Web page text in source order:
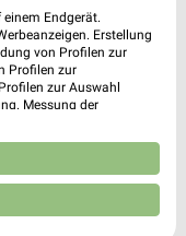
Öffnet in 41 Min.
Hamburg-
Endgerät.
Erstellung
von Profilen zur
Profilen zur
zur Auswahl
Messung der
Entwicklung und
Daten zur Auswahl
und in die